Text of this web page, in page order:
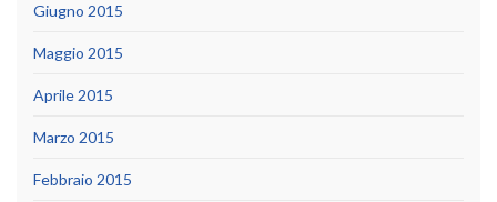
Giugno 2015
Maggio 2015
Aprile 2015
Marzo 2015
Febbraio 2015